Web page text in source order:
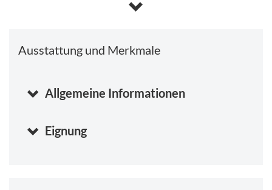
Samstag, 15.08.2026 11:00-11:45 Uhr
Sonntag, 16.08.2026 12:00-12:45 Uhr
Ausstattung und Merkmale
Allgemeine Informationen
Eignung